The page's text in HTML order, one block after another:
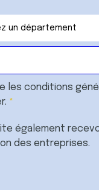
les conditions
également
des entreprises.